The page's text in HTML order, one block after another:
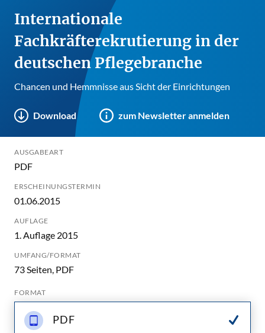
Internationale
Fachkräfterekrutierung in der
deutschen Pflegebranche
Chancen und Hemmnisse aus Sicht der Einrichtungen
Download zum Newsletter anmelden
AUSGABEART
PDF
ERSCHEINUNGSTERMIN
01.06.2015
AUFLAGE
1. Auflage 2015
UMFANG/FORMAT
73 Seiten, PDF
FORMAT
PDF